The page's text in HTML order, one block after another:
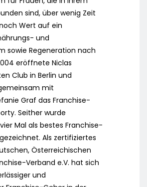
sind, über wenig Zeit
Wert auf ein
und
sowie Regeneration nach
eröffnete Niclas
Club in Berlin und
mit
Graf das Franchise-
Seither wurde
Mal als bestes Franchise-
Als zertifiziertes
Österreichischen
Verband e.V. hat sich
und